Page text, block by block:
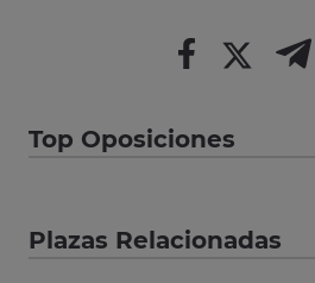
Top Oposiciones
Plazas Relacionadas